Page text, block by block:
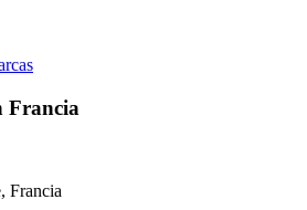
Francia
Francia